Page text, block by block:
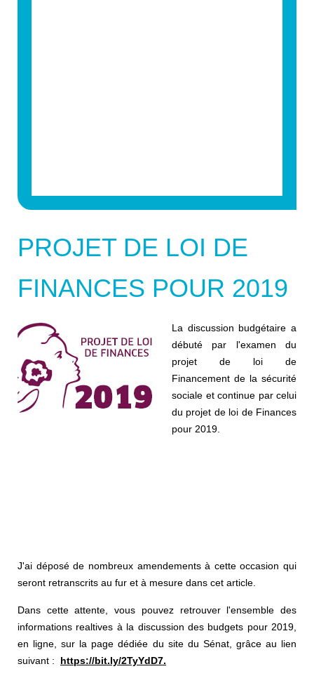
PROJET DE LOI DE
FINANCES POUR 2019
La discussion budgétaire a
débuté par l'examen du
projet de loi de
Financement de la sécurité
sociale et continue par celui
du projet de loi de Finances
pour 2019.
J'ai déposé de nombreux amendements à cette occasion qui
seront retranscrits au fur et à mesure dans cet article.
Dans cette attente, vous pouvez retrouver l'ensemble des
informations realtives à la discussion des budgets pour 2019,
en ligne, sur la page dédiée du site du Sénat, grâce au lien
suivant : https://bit.ly/2TyYdD7.